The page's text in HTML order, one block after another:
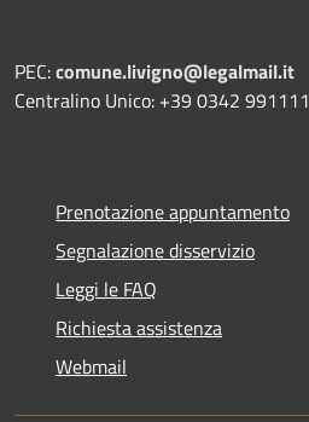
PEC:comune.livigno@legalmail.it
Centralino Unico: +39 0342 991111
Prenotazione appuntamento
Segnalazione disservizio
Leggi le FAQ
Richiesta assistenza
Webmail